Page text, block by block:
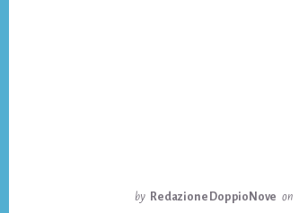
by Redazione DoppioNove on